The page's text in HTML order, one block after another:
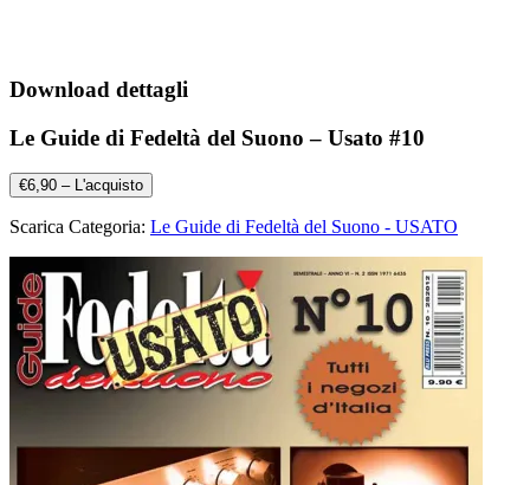
Download dettagli
Le Guide di Fedeltà del Suono – Usato #10
€6,90 – L'acquisto
Scarica Categoria: Le Guide di Fedeltà del Suono - USATO